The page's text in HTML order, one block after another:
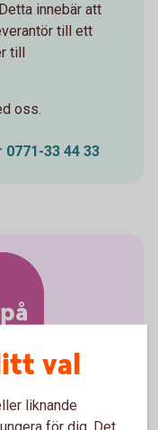
innebär att
till ett
till
oss.
33 44 33
val
liknande
för dig. Det